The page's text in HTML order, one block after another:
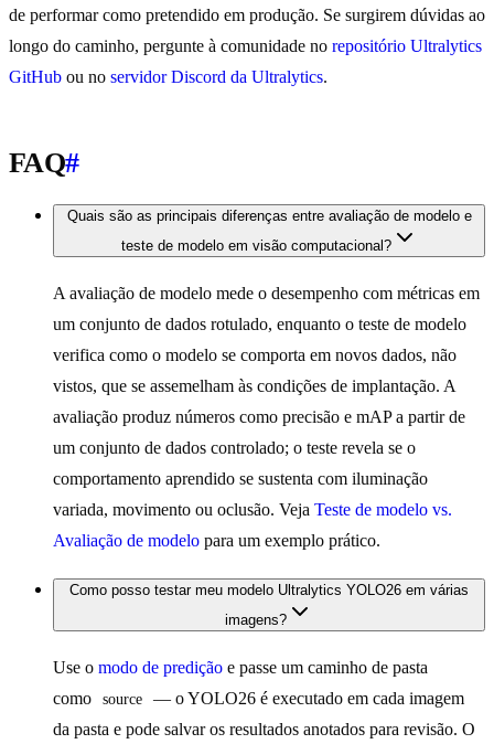
de performar como pretendido em produção. Se surgirem dúvidas ao
longo do caminho, pergunte à comunidade no repositório Ultralytics
GitHub ou no servidor Discord da Ultralytics.
FAQ#
Quais são as principais diferenças entre avaliação de modelo e
teste de modelo em visão computacional?
A avaliação de modelo mede o desempenho com métricas em
um conjunto de dados rotulado, enquanto o teste de modelo
verifica como o modelo se comporta em novos dados, não
vistos, que se assemelham às condições de implantação. A
avaliação produz números como precisão e mAP a partir de
um conjunto de dados controlado; o teste revela se o
comportamento aprendido se sustenta com iluminação
variada, movimento ou oclusão. Veja Teste de modelo vs.
Avaliação de modelo para um exemplo prático.
Como posso testar meu modelo Ultralytics YOLO26 em várias
imagens?
Use o modo de predição e passe um caminho de pasta
como
source
— o YOLO26 é executado em cada imagem
da pasta e pode salvar os resultados anotados para revisão. O